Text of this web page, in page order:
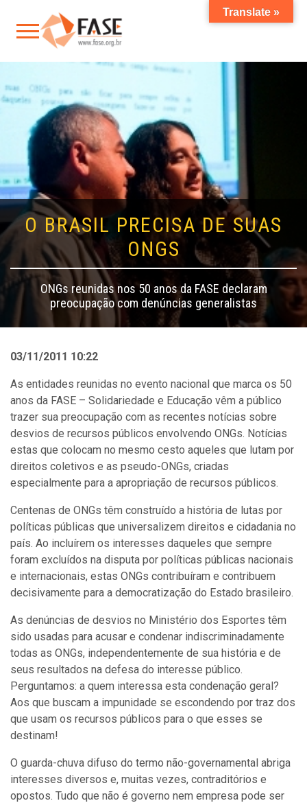
O BRASIL PRECISA DE SUAS
ONGS
ONGs reunidas nos 50 anos da FASE declaram
preocupação com denúncias generalistas
03/11/2011 10:22
As entidades reunidas no evento nacional que marca os 50
anos da FASE – Solidariedade e Educação vêm a público
trazer sua preocupação com as recentes notícias sobre
desvios de recursos públicos envolvendo ONGs. Notícias
estas que colocam no mesmo cesto aqueles que lutam por
direitos coletivos e as pseudo-ONGs, criadas
especialmente para a apropriação de recursos públicos.
Centenas de ONGs têm construído a história de lutas por
políticas públicas que universalizem direitos e cidadania no
país. Ao incluírem os interesses daqueles que sempre
foram excluídos na disputa por políticas públicas nacionais
e internacionais, estas ONGs contribuíram e contribuem
decisivamente para a democratização do Estado brasileiro.
As denúncias de desvios no Ministério dos Esportes têm
sido usadas para acusar e condenar indiscriminadamente
todas as ONGs, independentemente de sua história e de
seus resultados na defesa do interesse público.
Perguntamos: a quem interessa esta condenação geral?
Aos que buscam a impunidade se escondendo por traz dos
que usam os recursos públicos para o que esses se
destinam!
O guarda-chuva difuso do termo não-governamental abriga
interesses diversos e, muitas vezes, contraditórios e
opostos. Tudo que não é governo nem empresa pode ser
Translate »